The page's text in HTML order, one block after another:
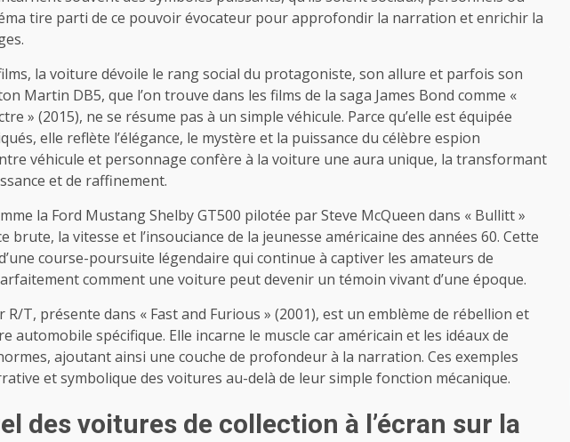
tire parti de ce pouvoir évocateur pour approfondir la narration et enrichir la
la voiture dévoile le rang social du protagoniste, son allure et parfois son
Martin DB5, que l’on trouve dans les films de la saga James Bond comme «
» (2015), ne se résume pas à un simple véhicule. Parce qu’elle est équipée
elle reflète l’élégance, le mystère et la puissance du célèbre espion
véhicule et personnage confère à la voiture une aura unique, la transformant
et de raffinement.
la Ford Mustang Shelby GT500 pilotée par Steve McQueen dans « Bullitt »
brute, la vitesse et l’insouciance de la jeunesse américaine des années 60. Cette
course-poursuite légendaire qui continue à captiver les amateurs de
comment une voiture peut devenir un témoin vivant d’une époque.
R/T, présente dans « Fast and Furious » (2001), est un emblème de rébellion et
automobile spécifique. Elle incarne le muscle car américain et les idéaux de
ajoutant ainsi une couche de profondeur à la narration. Ces exemples
et symbolique des voitures au-delà de leur simple fonction mécanique.
des voitures de collection à l’écran sur la